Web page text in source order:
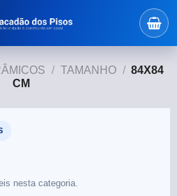
/ TAMANHO / 84X84
CM
nesta categoria.